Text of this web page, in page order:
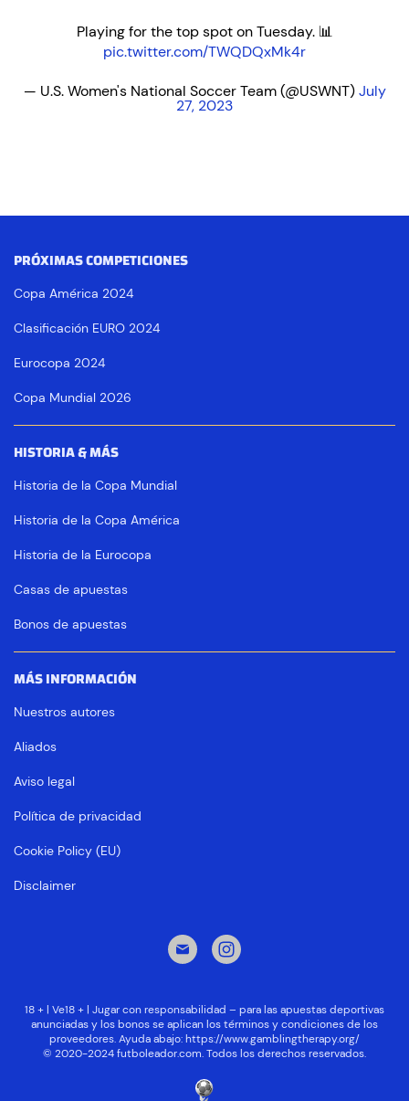
Playing for the top spot on Tuesday. 📊
pic.twitter.com/TWQDQxMk4r
— U.S. Women's National Soccer Team (@USWNT)July
27, 2023
PRÓXIMAS COMPETICIONES
Copa América 2024
Clasificación EURO 2024
Eurocopa 2024
Copa Mundial 2026
HISTORIA & MÁS
Historia de la Copa Mundial
Historia de la Copa América
Historia de la Eurocopa
Casas de apuestas
Bonos de apuestas
MÁS INFORMACIÓN
Nuestros autores
Aliados
Aviso legal
Política de privacidad
Cookie Policy (EU)
Disclaimer
18 + | Ve18 + | Jugar con responsabilidad – para las apuestas deportivas
anunciadas y los bonos se aplican los términos y condiciones de los
proveedores. Ayuda abajo:https://www.gamblingtherapy.org/
© 2020-2024 futboleador.com. Todos los derechos reservados.